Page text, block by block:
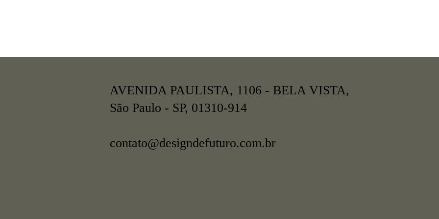
AVENIDA PAULISTA, 1106 - BELA VISTA,
São Paulo - SP, 01310-914
contato@designdefuturo.com.br